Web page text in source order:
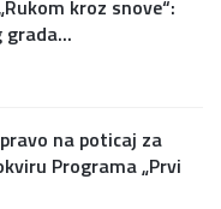
kroz snove“:
grada...
na poticaj za
Programa „Prvi